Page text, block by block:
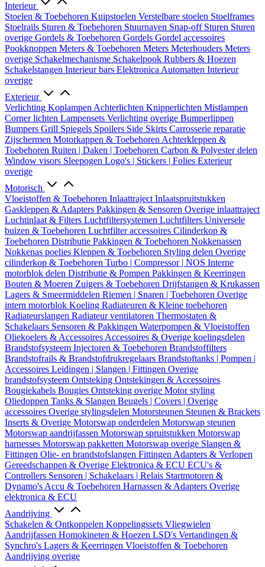
Interieur
Stoelen & Toebehoren Kuipstoelen Verstelbare stoelen Stoelframes
Stoelrails Sturen & Toebehoren Stuurnaven Snap-off Sturen Sturen
overige Gordels & Toebehoren Gordels Gordel accessoires
Pookknoppen Meters & Toebehoren Meters Meterhouders Meters
overige Schakelmechanisme Schakelpook Rubbers & Hoezen
Schakelstangen Interieur bars Elektronica Automatten Interieur
overige
Exterieur
Verlichting Koplampen Achterlichten Knipperlichten Mistlampen
Corner lichten Lampensets Verlichting overige Bumperlippen
Bumpers Grill Spiegels Spoilers Side Skirts Carrosserie reparatie
Zijschermen Motorkappen & Toebehoren Achterkleppen &
Toebehoren Ruiten | Daken | Toebehoren Carbon & Polyester delen
Window visors Sleepogen Logo's | Stickers | Folies Exterieur
overige
Motorisch
Vloeistoffen & Toebehoren Inlaattraject Inlaatspruitstukken
Gaskleppen & Adapters Pakkingen & Sensoren Overige inlaattraject
Luchtinlaat & Filters Luchtfiltersystemen Luchtfilters Universele
buizen & Toebehoren Luchtfilter accessoires Cilinderkop &
Toebehoren Distributie Pakkingen & Toebehoren Nokkenassen
Nokkenas poelies Kleppen & Toebehoren Styling delen Overige
cilinderkop & Toebehoren Turbo | Compressor | NOS Interne
motorblok delen Distributie & Pompen Pakkingen & Keerringen
Bouten & Moeren Zuigers & Toebehoren Drijfstangen & Krukassen
Lagers & Smeermiddelen Riemen | Snaren | Toebehoren Overige
intern motorblok Koeling Radiateuren & Kleine toebehoren
Radiateurslangen Radiateur ventilatoren Thermostaten &
Schakelaars Sensoren & Pakkingen Waterpompen & Vloeistoffen
Oliekoelers & Accessoires Accessoires & Overige koelingsdelen
Brandstofsysteem Injectoren & Toebehoren Brandstoffilters
Brandstofrails & Brandstofdrukregelaars Brandstoftanks | Pompen |
Accessoires Leidingen | Slangen | Fittingen Overige
brandstofsysteem Ontsteking Ontstekingen & Accessoires
Bougiekabels Bougies Ontsteking overige Motor styling
Oliedoppen Tanks & Slangen Beugels | Covers | Overige
accessoires Overige stylingsdelen Motorsteunen Steunen & Brackets
Inserts & Overige Motorswap onderdelen Motorswap steunen
Motorswap aandrijfassen Motorswap spruitstukken Motorswap
harnesses Motorswap pakketten Motorswap overige Slangen &
Fittingen Olie- en brandstofslangen Fittingen Adapters & Verlopen
Gereedschappen & Overige Elektronica & ECU ECU's &
Controllers Sensoren | Schakelaars | Relais Startmotoren &
Dynamo's Accu & Toebehoren Harnassen & Adapters Overige
elektronica & ECU
Aandrijving
Schakelen & Ontkoppelen Koppelingssets Vliegwielen
Aandrijfassen Homokineten & Hoezen LSD's Vertandingen &
Synchro's Lagers & Keerringen Vloeistoffen & Toebehoren
Aandrijving overige